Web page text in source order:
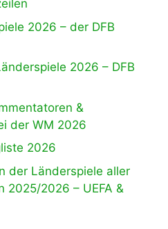
2026 – der DFB
2026 – DFB
&
der WM 2026
2026
der Länderspiele aller
2025/2026 – UEFA &